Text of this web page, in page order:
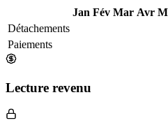
Jan Fév Mar Avr
Détachements
Paiements
Lecture revenu